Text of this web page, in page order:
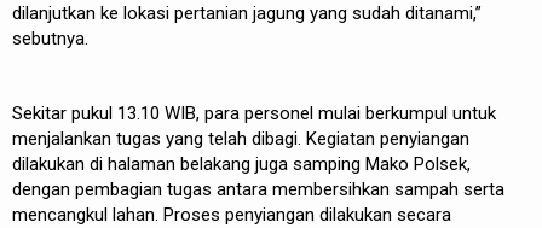
dilanjutkan ke lokasi pertanian jagung yang sudah ditanami,”
sebutnya.
Sekitar pukul 13.10 WIB, para personel mulai berkumpul untuk
menjalankan tugas yang telah dibagi. Kegiatan penyiangan
dilakukan di halaman belakang juga samping Mako Polsek,
dengan pembagian tugas antara membersihkan sampah serta
mencangkul lahan. Proses penyiangan dilakukan secara